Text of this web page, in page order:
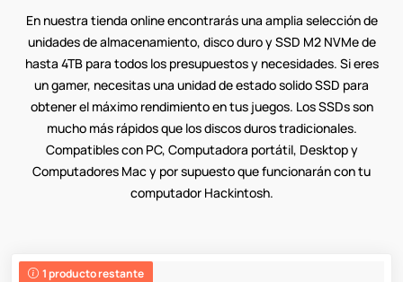
En nuestra tienda online encontrarás una amplia selección de
unidades de almacenamiento, disco duro y SSD M2 NVMe de
hasta 4TB para todos los presupuestos y necesidades. Si eres
un gamer, necesitas una unidad de estado solido SSD para
obtener el máximo rendimiento en tus juegos. Los SSDs son
mucho más rápidos que los discos duros tradicionales.
Compatibles con PC, Computadora portátil, Desktop y
Computadores Mac y por supuesto que funcionarán con tu
computador Hackintosh.
1 producto restante